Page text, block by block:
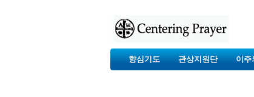
향심기도 관상지원단 이주